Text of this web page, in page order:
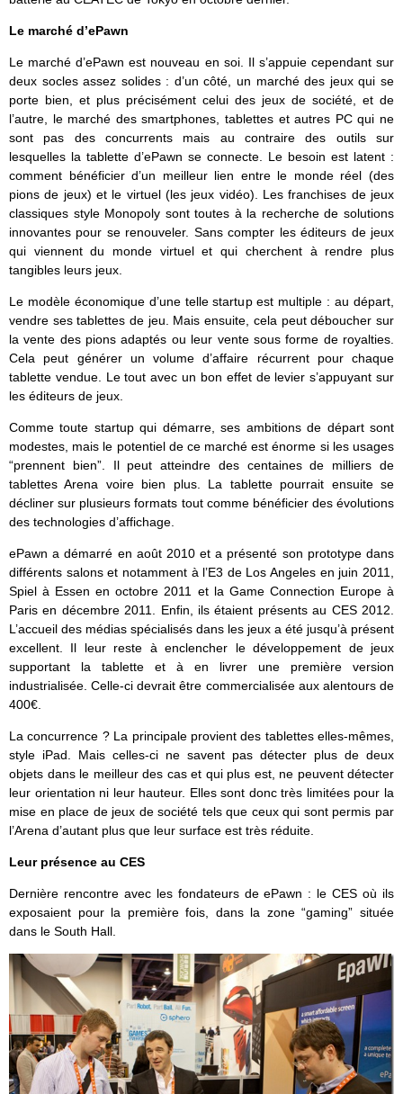
Le marché d’ePawn
Le marché d’ePawn est nouveau en soi. Il s’appuie cependant sur
deux socles assez solides : d’un côté, un marché des jeux qui se
porte bien, et plus précisément celui des jeux de société, et de
l’autre, le marché des smartphones, tablettes et autres PC qui ne
sont pas des concurrents mais au contraire des outils sur
lesquelles la tablette d’ePawn se connecte. Le besoin est latent :
comment bénéficier d’un meilleur lien entre le monde réel (des
pions de jeux) et le virtuel (les jeux vidéo). Les franchises de jeux
classiques style Monopoly sont toutes à la recherche de solutions
innovantes pour se renouveler. Sans compter les éditeurs de jeux
qui viennent du monde virtuel et qui cherchent à rendre plus
tangibles leurs jeux.
Le modèle économique d’une telle startup est multiple : au départ,
vendre ses tablettes de jeu. Mais ensuite, cela peut déboucher sur
la vente des pions adaptés ou leur vente sous forme de royalties.
Cela peut générer un volume d’affaire récurrent pour chaque
tablette vendue. Le tout avec un bon effet de levier s’appuyant sur
les éditeurs de jeux.
Comme toute startup qui démarre, ses ambitions de départ sont
modestes, mais le potentiel de ce marché est énorme si les usages
“prennent bien”. Il peut atteindre des centaines de milliers de
tablettes Arena voire bien plus. La tablette pourrait ensuite se
décliner sur plusieurs formats tout comme bénéficier des évolutions
des technologies d’affichage.
ePawn a démarré en août 2010 et a présenté son prototype dans
différents salons et notamment à l’E3 de Los Angeles en juin 2011,
Spiel à Essen en octobre 2011 et la Game Connection Europe à
Paris en décembre 2011. Enfin, ils étaient présents au CES 2012.
L’accueil des médias spécialisés dans les jeux a été jusqu’à présent
excellent. Il leur reste à enclencher le développement de jeux
supportant la tablette et à en livrer une première version
industrialisée. Celle-ci devrait être commercialisée aux alentours de
400€.
La concurrence ? La principale provient des tablettes elles-mêmes,
style iPad. Mais celles-ci ne savent pas détecter plus de deux
objets dans le meilleur des cas et qui plus est, ne peuvent détecter
leur orientation ni leur hauteur. Elles sont donc très limitées pour la
mise en place de jeux de société tels que ceux qui sont permis par
l’Arena d’autant plus que leur surface est très réduite.
Leur présence au CES
Dernière rencontre avec les fondateurs de ePawn : le CES où ils
exposaient pour la première fois, dans la zone “gaming” située
dans le South Hall.